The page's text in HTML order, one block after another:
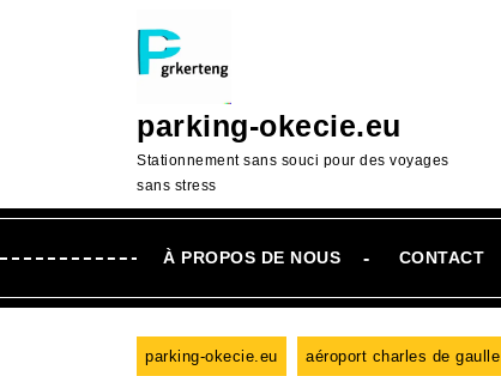
parking-okecie.eu
Stationnement sans souci pour des voyages
sans stress
À PROPOS DE NOUS CONTACT
parking-okecie.eu aéroport charles de gaulle